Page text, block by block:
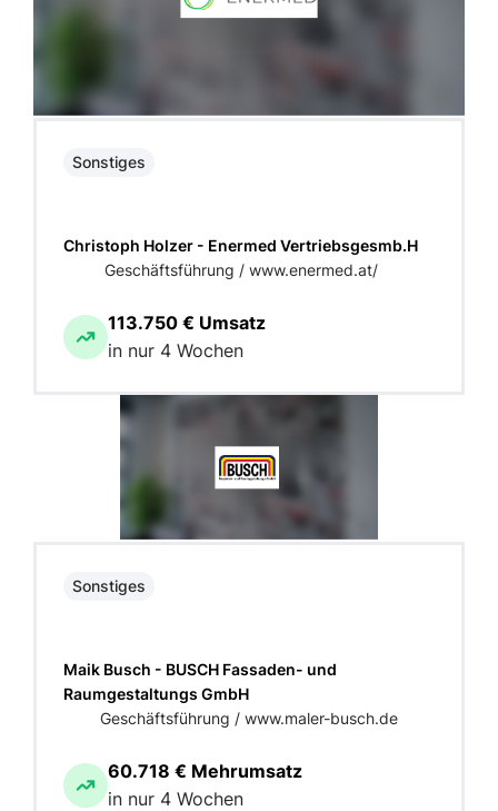
Sonstiges
Christoph Holzer - Enermed Vertriebsgesmb.H
Geschäftsführung / www.enermed.at/
113.750 € Umsatz
in nur 4 Wochen
Sonstiges
Maik Busch - BUSCH Fassaden- und
Raumgestaltungs GmbH
Geschäftsführung / www.maler-busch.de
60.718 € Mehrumsatz
in nur 4 Wochen